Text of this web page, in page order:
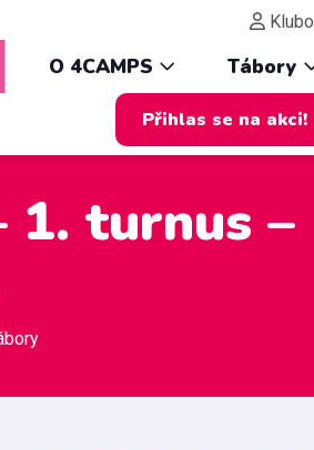
O 4CAMPS Tábory
Přihlas se na akci!
turnus –